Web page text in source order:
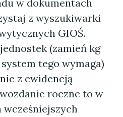
w dokumentach
z wyszukiwarki
GIOŚ.
(zamień kg
tego wymaga)
z ewidencją
roczne to w
wcześniejszych